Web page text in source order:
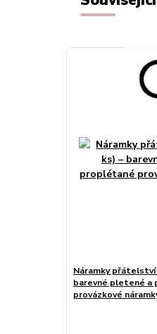
Náramky přátelství
barevné pletené a
provázkové